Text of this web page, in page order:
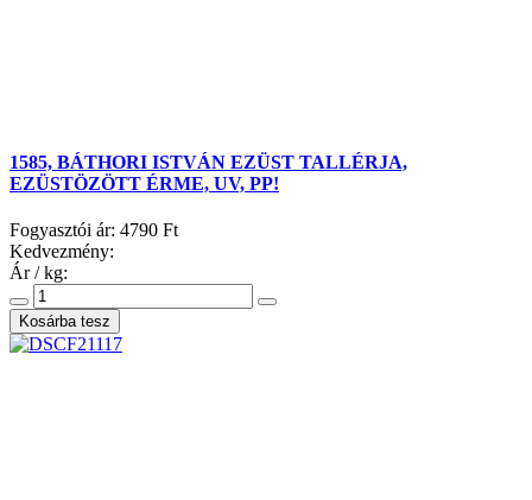
1585, BÁTHORI ISTVÁN EZÜST TALLÉRJA,
EZÜSTÖZÖTT ÉRME, UV, PP!
Fogyasztói ár: 4790 Ft
Kedvezmény:
Ár / kg: